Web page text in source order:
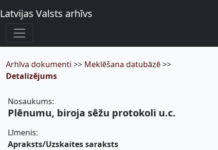
Latvijas Valsts arhīvs
Arhīva dokumenti >> Meklēšana datubāzē>>
Detalizējums
Nosaukums:
Plēnumu, biroja sēžu protokoli u.c.
Līmenis:
Apraksts/Uzskaites saraksts